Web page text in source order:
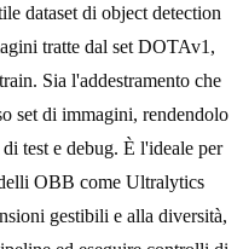
dataset di object detection
tratte dal set DOTAv1,
Sia l'addestramento che
set di immagini, rendendolo
test e debug. È l'ideale per
OBB come Ultralytics
gestibili e alla diversità,